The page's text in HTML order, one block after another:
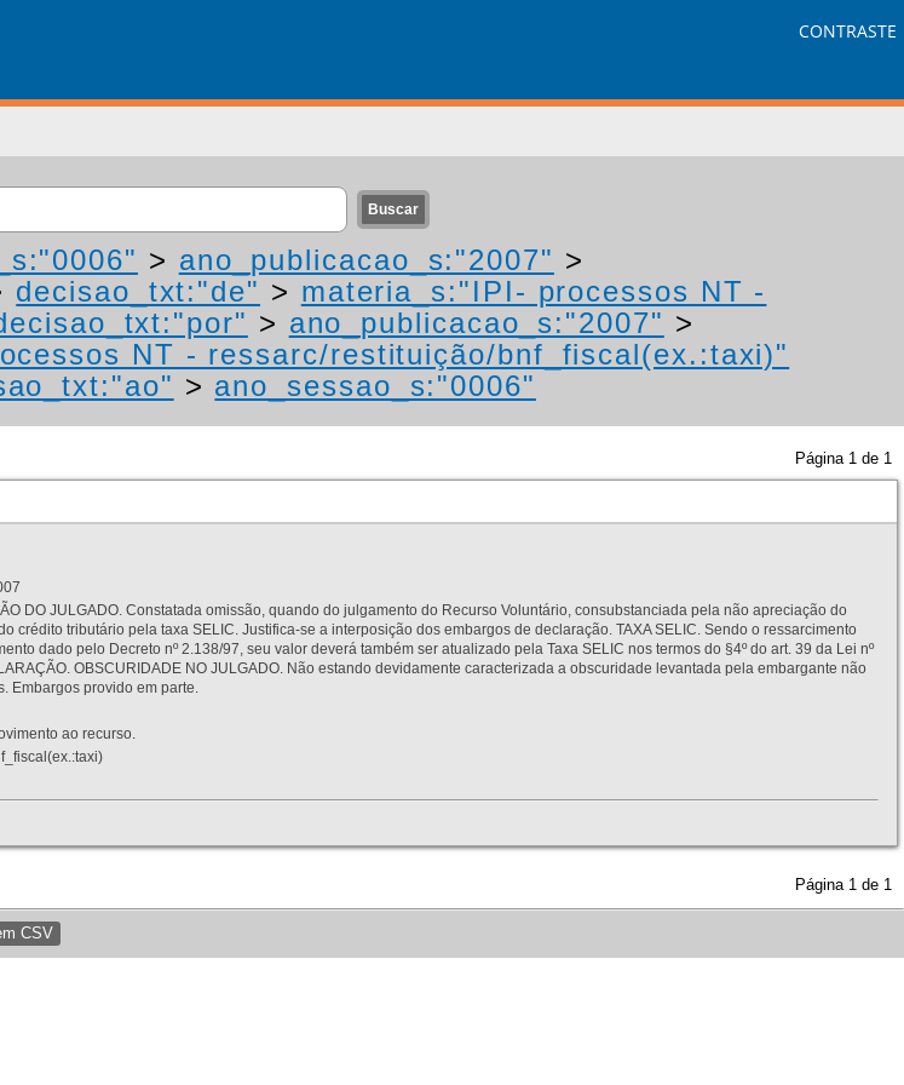
CONTRASTE
> ano_publicacao_s:"2007" >
decisao_txt:"de" > materia_s:"IPI- processos NT -
> ano_publicacao_s:"2007" >
NT - ressarc/restituição/bnf_fiscal(ex.:taxi)"
> ano_sessao_s:"0006"
Página 1 de 1
DO JULGADO. Constatada omissão, quando do julgamento do Recurso Voluntário, consubstanciada pela não apreciação do
crédito tributário pela taxa SELIC. Justifica-se a interposição dos embargos de declaração. TAXA SELIC. Sendo o ressarcimento
dado pelo Decreto nº 2.138/97, seu valor deverá também ser atualizado pela Taxa SELIC nos termos do §4º do art. 39 da Lei nº
OBSCURIDADE NO JULGADO. Não estando devidamente caracterizada a obscuridade levantada pela embargante não
Embargos provido em parte.
ao recurso.
Página 1 de 1
CSV